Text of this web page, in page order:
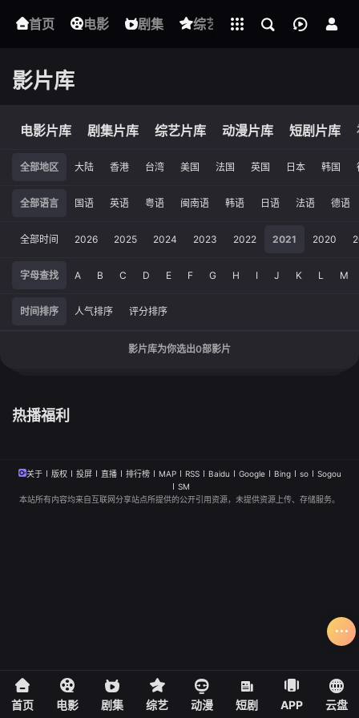
首页 电影 剧集 综艺 动漫 短剧
下载客户端
影片库
电影片库 剧集片库 综艺片库 动漫片库 短剧片库
全部地区 大陆 香港 台湾 美国 法国 英国 日本 韩国
全部语言 国语 英语 粤语 闽南语 韩语 日语 法语 德语
全部时间 2026 2025 2024 2023 2022 2021 2020
字母查找 A B C D E F G H I J K L M
时间排序 人气排序 评分排序
影片库为你选出0部影片
热播福利
关于 版权 投屏 直播 排行榜 MAP RSS Baidu Google Bing so
Sogou
SM
本站所有内容均来自互联网分享站点所提供的公开引用资源，未提供资源上传、存储服务。
首页 电影 剧集 综艺 动漫 短剧 APP 云盘